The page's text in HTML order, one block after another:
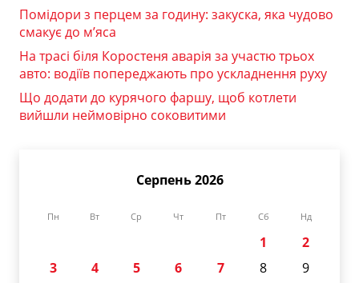
Помідори з перцем за годину: закуска, яка чудово
смакує до м’яса
На трасі біля Коростеня аварія за участю трьох
авто: водіїв попереджають про ускладнення руху
Що додати до курячого фаршу, щоб котлети
вийшли неймовірно соковитими
Серпень 2026
Пн Вт Ср Чт Пт Сб Нд
1
2
3
4 5 6 7 8
9